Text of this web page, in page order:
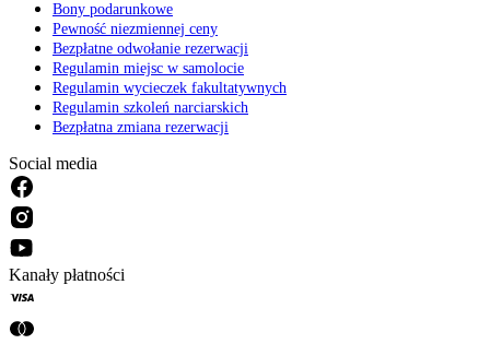
Bony podarunkowe
Pewność niezmiennej ceny
Bezpłatne odwołanie rezerwacji
Regulamin miejsc w samolocie
Regulamin wycieczek fakultatywnych
Regulamin szkoleń narciarskich
Bezpłatna zmiana rezerwacji
Social media
Kanały płatności